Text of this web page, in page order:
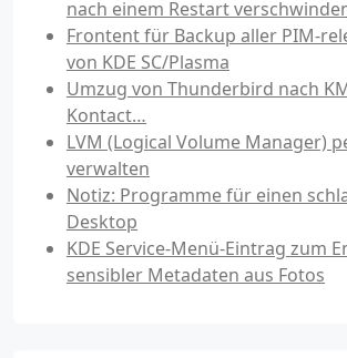
nach einem Restart
Frontent für Backup aller PIM-
von KDE SC/Plasma
Umzug von Thunderbird nach
Kontact…
LVM (Logical Volume Manager)
verwalten
Notiz: Programme für einen
Desktop
KDE Service-Menü-Eintrag zum
sensibler Metadaten aus Fotos